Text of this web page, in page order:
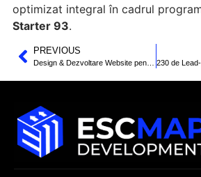
optimizat integral în cadrul
Starter 93.
PREVIOUS
Design & Dezvoltare Website pentru The President